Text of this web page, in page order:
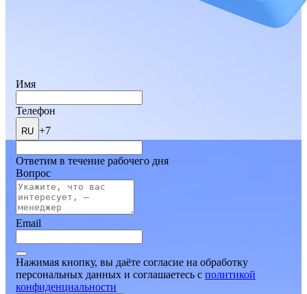
Имя
Телефон
RU +7
Ответим в течение рабочего дня
Вопрос
Email
Нажимая кнопку, вы даёте согласие на обработку
персональных данных и соглашаетесь c политикой
конфиденциальности